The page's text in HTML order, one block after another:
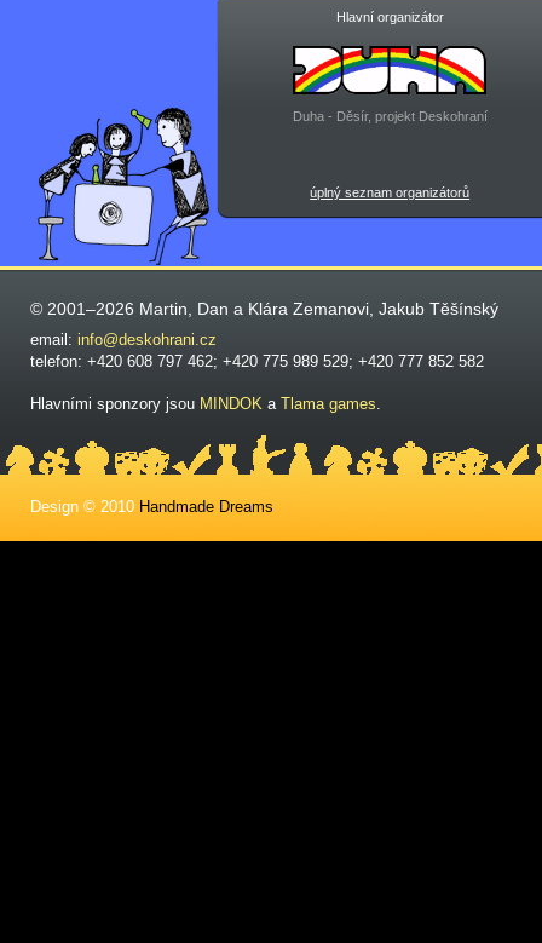
Hlavní organizátor
Duha - Děsír, projekt Deskohraní
úplný seznam organizátorů
© 2001–2026 Martin, Dan a Klára Zemanovi, Jakub Těšínský
email: info@deskohrani.cz
telefon: +420 608 797 462; +420 775 989 529; +420 777 852 582
Hlavními sponzory jsou MINDOK a Tlama games.
Design © 2010 Handmade Dreams